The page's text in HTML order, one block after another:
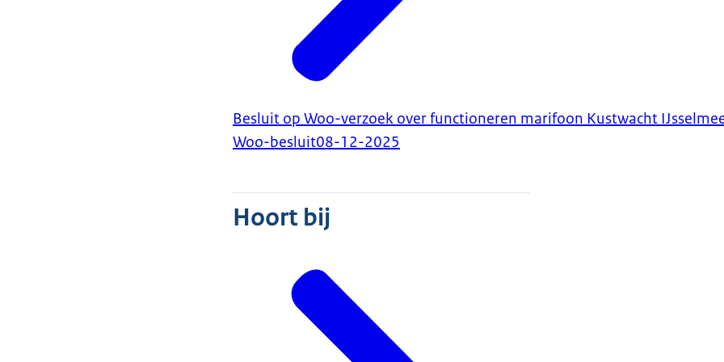
Besluit op Woo-verzoek over functioneren marifoon Kustwacht
Woo-besluit08-12-2025
Hoort bij